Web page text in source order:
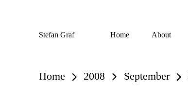
Stefan Graf Home About
Home 2008 September